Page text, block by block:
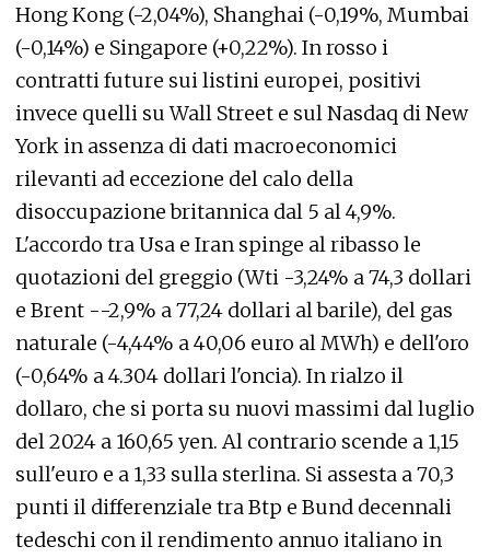
Hong Kong (-2,04%), Shanghai (-0,19%, Mumbai
(-0,14%) e Singapore (+0,22%). In rosso i
contratti future sui listini europei, positivi
invece quelli su Wall Street e sul Nasdaq di New
York in assenza di dati macroeconomici
rilevanti ad eccezione del calo della
disoccupazione britannica dal 5 al 4,9%.
L'accordo tra Usa e Iran spinge al ribasso le
quotazioni del greggio (Wti -3,24% a 74,3 dollari
e Brent --2,9% a 77,24 dollari al barile), del gas
naturale (-4,44% a 40,06 euro al MWh) e dell'oro
(-0,64% a 4.304 dollari l'oncia). In rialzo il
dollaro, che si porta su nuovi massimi dal luglio
del 2024 a 160,65 yen. Al contrario scende a 1,15
sull'euro e a 1,33 sulla sterlina. Si assesta a 70,3
punti il differenziale tra Btp e Bund decennali
tedeschi con il rendimento annuo italiano in